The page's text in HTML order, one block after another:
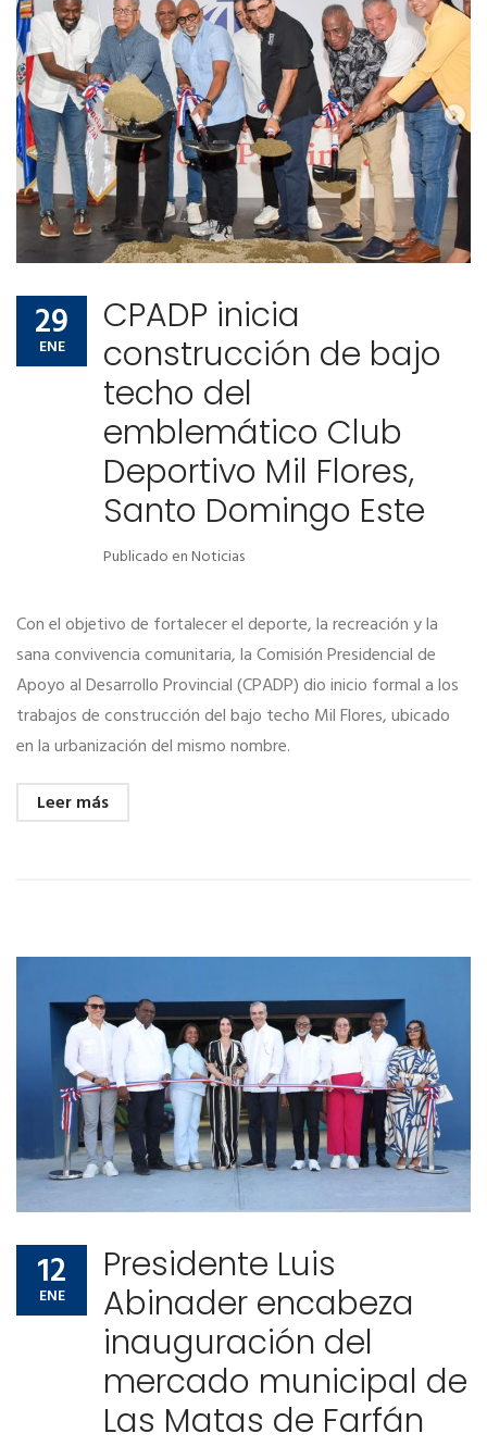
Noticias
Comunidad de ayuda
Contactos
Comunidad de ayuda
Contactos
29
ENE
CPADP inicia
construcción de bajo
techo del
emblemático Club
Deportivo Mil Flores,
Santo Domingo Este
Publicado enNoticias
Con el objetivo de fortalecer el deporte, la recreación y la
sana convivencia comunitaria, la Comisión Presidencial de
Apoyo al Desarrollo Provincial (CPADP) dio inicio formal a los
trabajos de construcción del bajo techo Mil Flores, ubicado
en la urbanización del mismo nombre.
Leer más
12
ENE
Presidente Luis
Abinader encabeza
inauguración del
mercado municipal de
Las Matas de Farfán